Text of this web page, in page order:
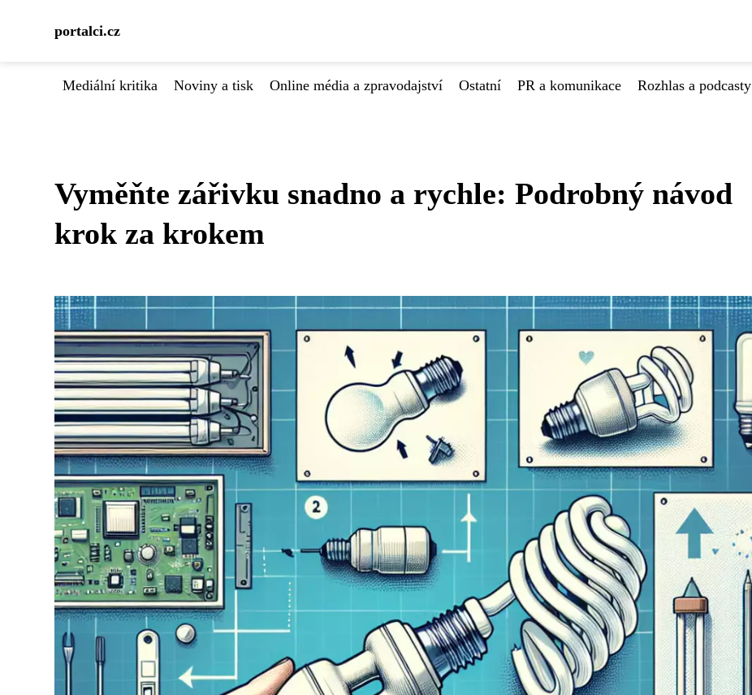
portalci.cz
Mediální kritika Noviny a tisk Online média a zpravodajství Ostatní PR a komunikace Rozhlas a podcasty
Vyměňte zářivku snadno a rychle: Podrobný návod
krok za krokem